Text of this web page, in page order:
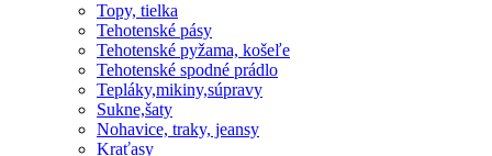
Topy, tielka
Tehotenské pásy
Tehotenské pyžama, košeľe
Tehotenské spodné prádlo
Tepláky,mikiny,súpravy
Sukne,šaty
Nohavice, traky, jeansy
Kraťasy